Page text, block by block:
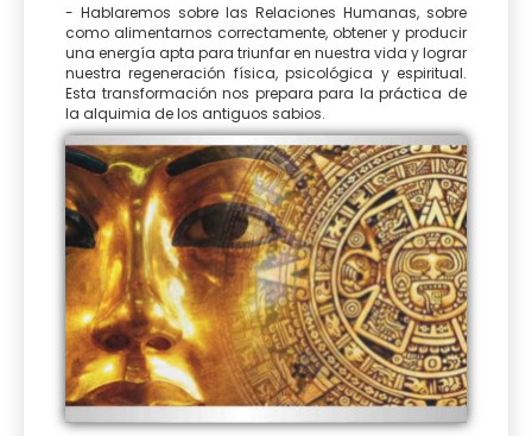
- Hablaremos sobre las Relaciones Humanas, sobre
como alimentarnos correctamente, obtener y producir
una energía apta para triunfar en nuestra vida y lograr
nuestra regeneración física, psicológica y espiritual.
Esta transformación nos prepara para la práctica de
la alquimia de los antiguos sabios.